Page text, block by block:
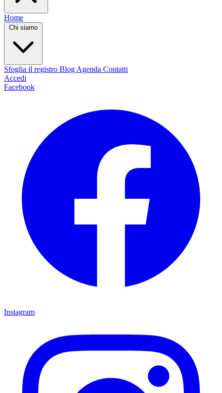
Home
Chi siamo
Sfoglia il registro Blog Agenda Contatti
Accedi
Facebook
Instagram